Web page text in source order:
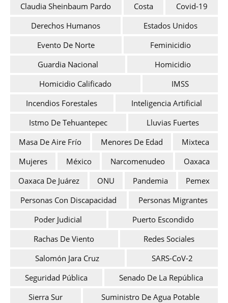
Claudia Sheinbaum Pardo
Costa
Covid-19
Derechos Humanos
Estados Unidos
Evento De Norte
Feminicidio
Guardia Nacional
Homicidio
Homicidio Calificado
IMSS
Incendios Forestales
Inteligencia Artificial
Istmo De Tehuantepec
Lluvias Fuertes
Masa De Aire Frío
Menores De Edad
Mixteca
Mujeres
México Narcomenudeo
Oaxaca
Oaxaca De Juárez
ONU Pandemia
Pemex
Personas Con Discapacidad
Personas Migrantes
Poder Judicial
Puerto Escondido
Rachas De Viento
Redes Sociales
Salomón Jara Cruz
SARS-CoV-2
Seguridad Pública
Senado De La República
Sierra Sur
Suministro De Agua Potable